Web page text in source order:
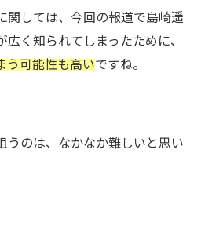
関しては、今回の報道で島崎遥
く知られてしまったために、
う可能性も高いですね。
うのは、なかなか難しいと思い